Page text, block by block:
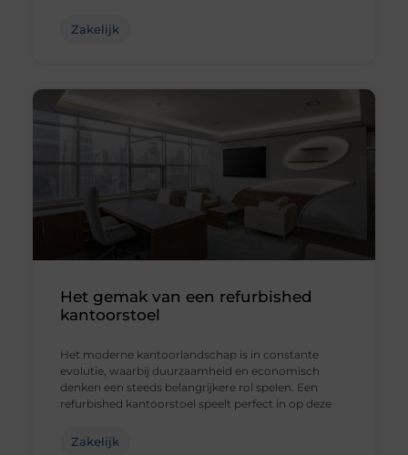
Zakelijk
Het gemak van een refurbished
kantoorstoel
Het moderne kantoorlandschap is in constante
evolutie, waarbij duurzaamheid en economisch
denken een steeds belangrijkere rol spelen. Een
refurbished kantoorstoel speelt perfect in op deze
Zakelijk